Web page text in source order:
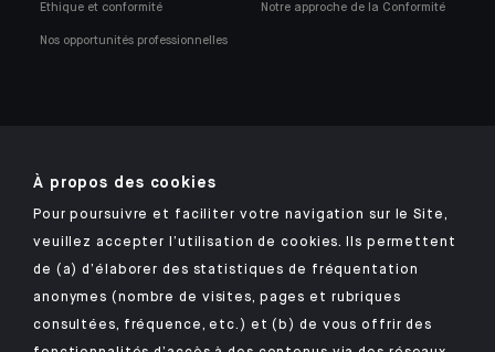
Ethique et conformité
Nos opportunités professionnelles
Notre approche de la Conformité
Retrouvez notre application mobile Indosuez
MENTIONS LÉGALES
À propos des cookies
Pour poursuivre et faciliter votre navigation sur le Site,
veuillez accepter l’utilisation de cookies. Ils permettent
de (a) d’élaborer des statistiques de fréquentation
anonymes (nombre de visites, pages et rubriques
consultées, fréquence, etc.) et (b) de vous offrir des